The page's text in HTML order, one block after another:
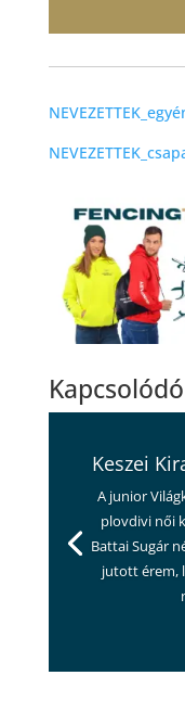
Keszei
A junior
plovdivi női
Battai Sugár
jutott érem,